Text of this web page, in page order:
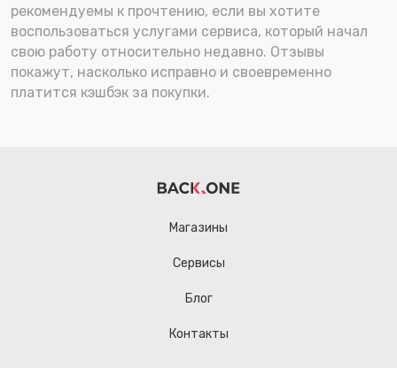
рекомендуемы к прочтению, если вы хотите
воспользоваться услугами сервиса, который начал
свою работу относительно недавно. Отзывы
покажут, насколько исправно и своевременно
платится кэшбэк за покупки.
Магазины
Сервисы
Блог
Контакты